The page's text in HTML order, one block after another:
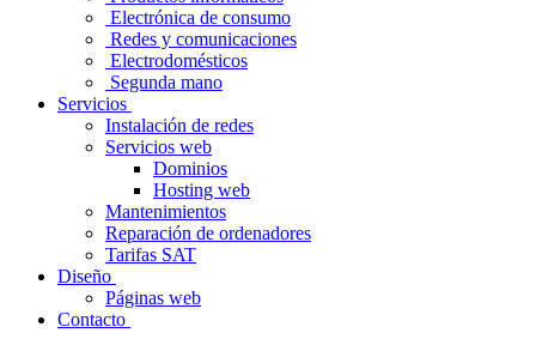
Electrónica de consumo
Redes y comunicaciones
Electrodomésticos
Segunda mano
Servicios
Instalación de redes
Servicios web
Dominios
Hosting web
Mantenimientos
Reparación de ordenadores
Tarifas SAT
Diseño
Páginas web
Contacto